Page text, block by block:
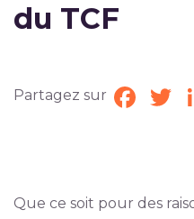
du TCF
Partagez sur
Que ce soit pour des